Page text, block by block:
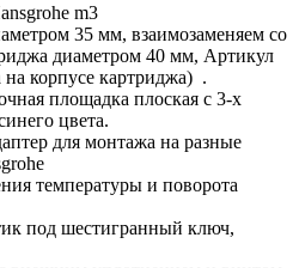
m3
35 мм, взаимозаменяем со
диаметром 40 мм, Артикул
корпусе картриджа) .
площадка плоская с 3-х
цвета.
для монтажа на разные
температуры и поворота
под шестигранный ключ,